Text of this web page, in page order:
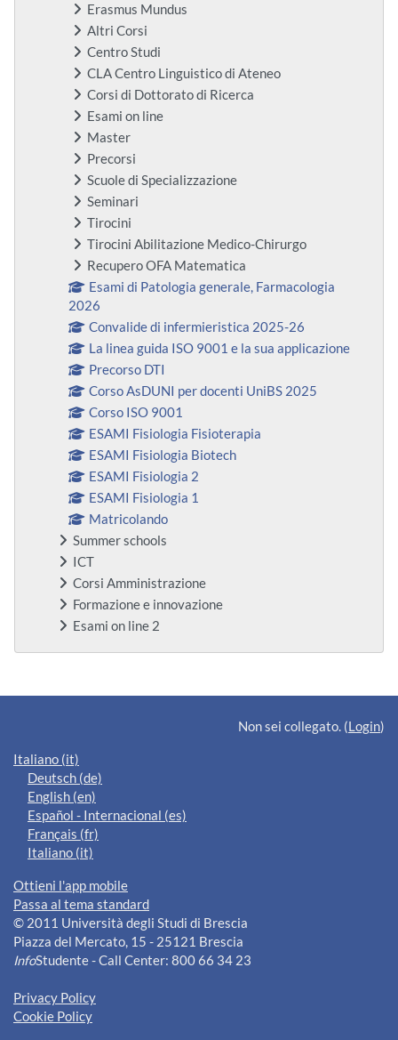
Erasmus Mundus
Altri Corsi
Centro Studi
CLA Centro Linguistico di Ateneo
Corsi di Dottorato di Ricerca
Esami on line
Master
Precorsi
Scuole di Specializzazione
Seminari
Tirocini
Tirocini Abilitazione Medico-Chirurgo
Recupero OFA Matematica
Esami di Patologia generale, Farmacologia
2026
Convalide di infermieristica 2025-26
La linea guida ISO 9001 e la sua applicazione
Precorso DTI
Corso AsDUNI per docenti UniBS 2025
Corso ISO 9001
ESAMI Fisiologia Fisioterapia
ESAMI Fisiologia Biotech
ESAMI Fisiologia 2
ESAMI Fisiologia 1
Matricolando
Summer schools
ICT
Corsi Amministrazione
Formazione e innovazione
Esami on line 2
Blocchi supplementari
Non sei collegato. (Login)
Italiano ‎(it)‎
Deutsch ‎(de)‎
English ‎(en)‎
Español - Internacional ‎(es)‎
Français ‎(fr)‎
Italiano ‎(it)‎
Ottieni l'app mobile
Passa al tema standard
© 2011 Università degli Studi di Brescia
Piazza del Mercato, 15 - 25121 Brescia
InfoStudente - Call Center: 800 66 34 23
Privacy Policy
Cookie Policy